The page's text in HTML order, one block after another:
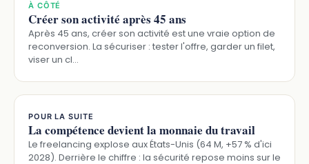
À CÔTÉ
Créer son activité après 45 ans
Après 45 ans, créer son activité est une vraie option de
reconversion. La sécuriser : tester l'offre, garder un filet,
viser un cl…
POUR LA SUITE
La compétence devient la monnaie du travail
Le freelancing explose aux États-Unis (64 M, +57 % d'ici
2028). Derrière le chiffre : la sécurité repose moins sur le